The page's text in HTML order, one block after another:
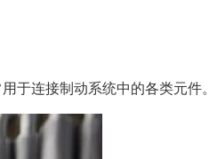
于连接制动系统中的各类元件。